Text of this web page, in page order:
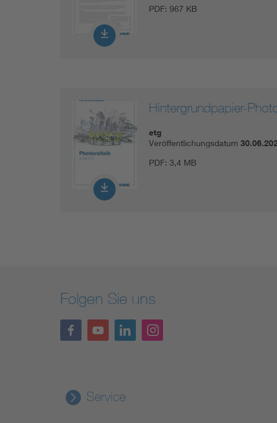
PDF: 967 KB
Hintergrundpapier-
etg
Veröffentlichungsdatum
PDF: 3,4 MB
Folgen Sie uns
Service